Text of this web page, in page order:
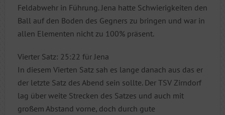
Feldabwehr in Führung. Jena hatte Schwierigkeiten den
Ball auf den Boden des Gegners zu bringen und war in
allen Elementen nicht zu 100% präsent.
Vierter Satz: 25:22 für Jena
In diesem Vierten Satz sah es lange danach aus das er
der letzte Satz des Abend sein sollte. Der TSV Zirndorf
lag über weite Strecken des Satzes und auch mit
großem Abstand vorne, doch durch gute